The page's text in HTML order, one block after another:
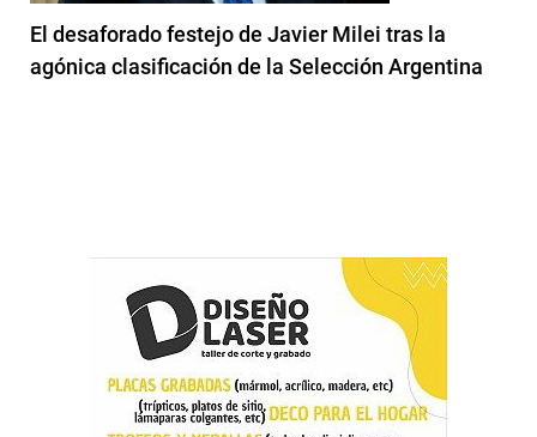
El desaforado festejo de Javier Milei tras la
agónica clasificación de la Selección Argentina